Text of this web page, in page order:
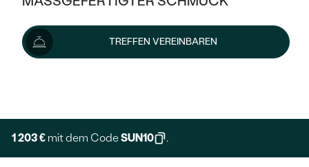
KLASSISCH
MEMOIRE
MIT MEHREREN DIAMANTEN
HALO
VINTAGE
IM SET
AUSVERKAUF
WENN SCHMUCK HILFT
OHRRINGE
PLATIN
OHRSTECKER
GOLD
SILBER
NACH STYL
AUSVERKAUF
SILBER
TREFFEN VEREINBAREN
1 337 €
Wir liefern den Schmuck innerhalb von 3 - 4 Wochen.
Lieferoptionen
1 203 € mit dem CodeSUN10 .